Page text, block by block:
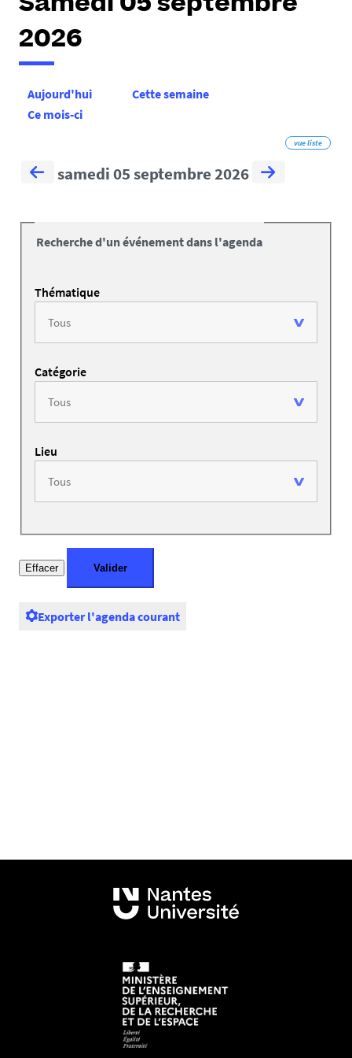
Samedi 05 septembre
2026
Aujourd'hui
Cette semaine
Ce mois-ci
vue liste
samedi 05 septembre 2026
Recherche d'un événement dans l'agenda
Thématique
Catégorie
Lieu
Exporter l'agenda courant